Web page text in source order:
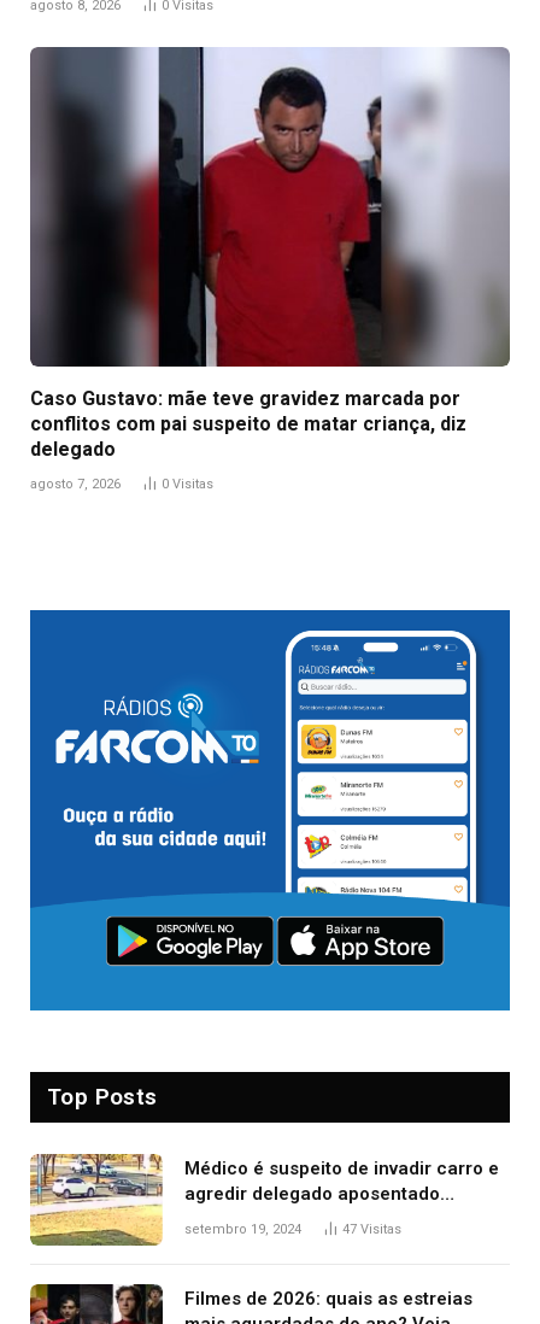
agosto 8, 2026 0 Visitas
Caso Gustavo: mãe teve gravidez marcada por
conflitos com pai suspeito de matar criança, diz
delegado
agosto 7, 2026 0 Visitas
Top Posts
Médico é suspeito de invadir carro e
agredir delegado aposentado
durante confusão no trânsito
setembro 19, 2024 47 Visitas
Filmes de 2026: quais as estreias